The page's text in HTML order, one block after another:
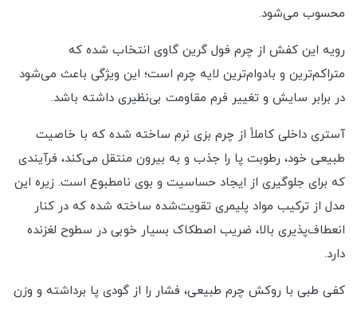
محسوب می‌شود.
رویه این کفش از چرم فول گرین گاوی انتخاب شده که
متراکم‌ترین و با‌دوام‌ترین لایه چرم است؛ این ویژگی باعث می‌شود
در برابر سایش و تغییر فرم مقاومت بی‌نظیری داشته باشد.
آستری داخلی کاملاً از چرم بزی نرم ساخته شده که با خاصیت
طبیعی خود، رطوبت پا را جذب و به بیرون منتقل می‌کند، فرآیندی
که برای جلوگیری از ایجاد حساسیت و بوی نامطبوع است. زیره این
مدل از ترکیب مواد پلیمری تقویت‌شده ساخته شده که در کنار
انعطاف‌پذیری بالا، ضریب اصطکاک بسیار خوبی در سطوح لغزنده
دارد.
کفی طبی با روکش چرم طبیعی، فشار را از گودی پا برداشته و وزن